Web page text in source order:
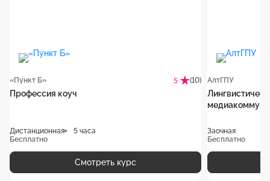
«Пункт Б» 5 (10)
Профессия коуч
Дистанционная
5 часа
Бесплатно
Смотреть курс
АлтГПУ
Заочная
Бесплатно